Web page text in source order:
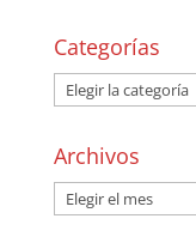
Categorías
Archivos